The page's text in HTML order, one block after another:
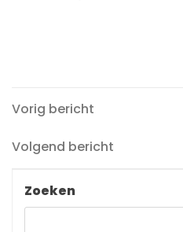
Berichtnavigatie
Vorig
Vorig bericht
Volgend
Volgend bericht
Zoeken